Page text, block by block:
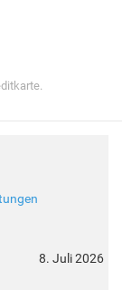
8. Juli 2026